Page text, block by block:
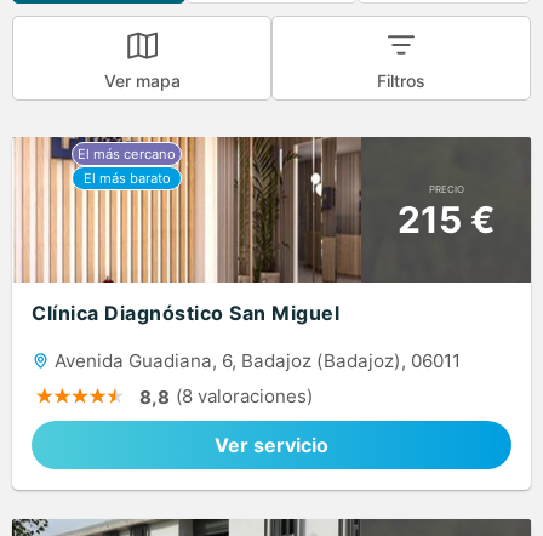
Ver mapa Filtros
PRECIO
215 €
Clínica Diagnóstico San Miguel
Avenida Guadiana, 6, Badajoz (Badajoz), 06011
8,8 (8 valoraciones)
Ver servicio